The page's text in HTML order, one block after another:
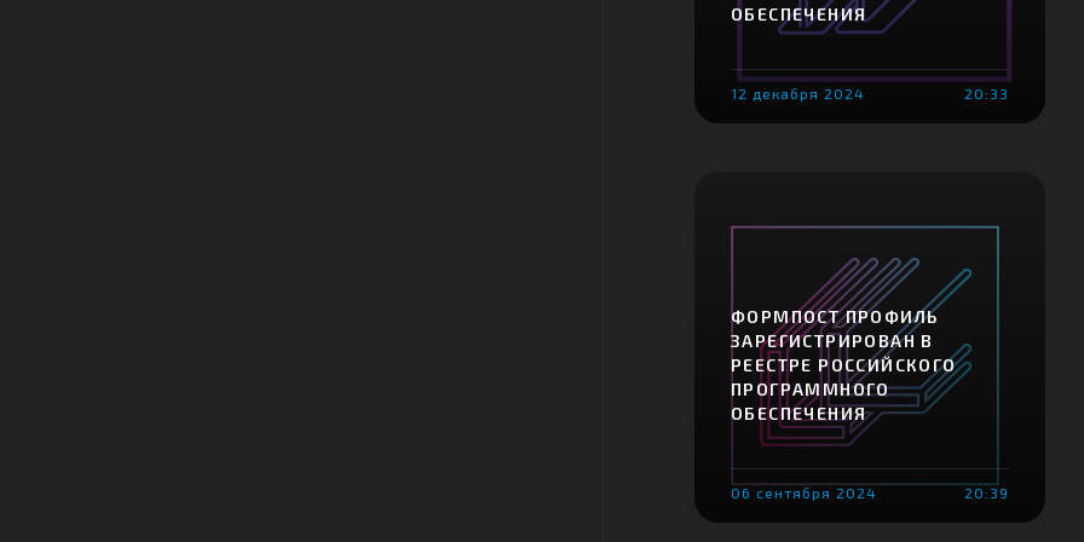
ОБЕСПЕЧЕНИЯ
12 декабря 2024 20:33
ФОРМПОСТ ПРОФИЛЬ
ЗАРЕГИСТРИРОВАН В
РЕЕСТРЕ РОССИЙСКОГО
ПРОГРАММНОГО
ОБЕСПЕЧЕНИЯ
06 сентября 2024 20:39